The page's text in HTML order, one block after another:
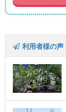
利用者様の声